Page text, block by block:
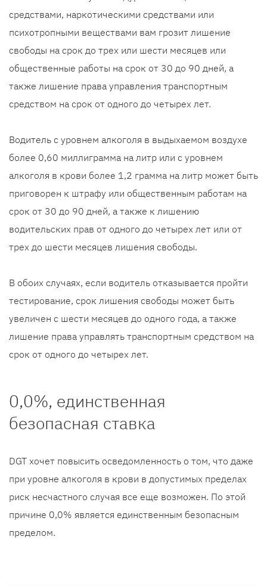
средствами, наркотическими средствами или
психотропными веществами вам грозит лишение
свободы на срок до трех или шести месяцев или
общественные работы на срок от 30 до 90 дней, а
также лишение права управления транспортным
средством на срок от одного до четырех лет.
Водитель с уровнем алкоголя в выдыхаемом воздухе
более 0,60 миллиграмма на литр или с уровнем
алкоголя в крови более 1,2 грамма на литр может быть
приговорен к штрафу или общественным работам на
срок от 30 до 90 дней, а также к лишению
водительских прав от одного до четырех лет или от
трех до шести месяцев лишения свободы.
В обоих случаях, если водитель отказывается пройти
тестирование, срок лишения свободы может быть
увеличен с шести месяцев до одного года, а также
лишение права управлять транспортным средством на
срок от одного до четырех лет.
0,0%, единственная
безопасная ставка
DGT хочет повысить осведомленность о том, что даже
при уровне алкоголя в крови в допустимых пределах
риск несчастного случая все еще возможен. По этой
причине 0,0% является единственным безопасным
пределом.